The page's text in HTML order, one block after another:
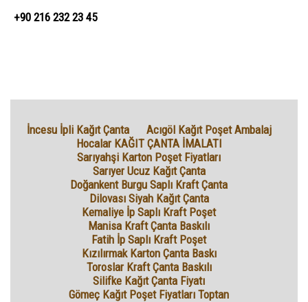
+90 216 232 23 45
İncesu İpli Kağıt Çanta
Acıgöl Kağıt Poşet Ambalaj
Hocalar KAĞIT ÇANTA İMALATI
Sarıyahşi Karton Poşet Fiyatları
Sarıyer Ucuz Kağıt Çanta
Doğankent Burgu Saplı Kraft Çanta
Dilovası Siyah Kağıt Çanta
Kemaliye İp Saplı Kraft Poşet
Manisa Kraft Çanta Baskılı
Fatih İp Saplı Kraft Poşet
Kızılırmak Karton Çanta Baskı
Toroslar Kraft Çanta Baskılı
Silifke Kağıt Çanta Fiyatı
Gömeç Kağıt Poşet Fiyatları Toptan